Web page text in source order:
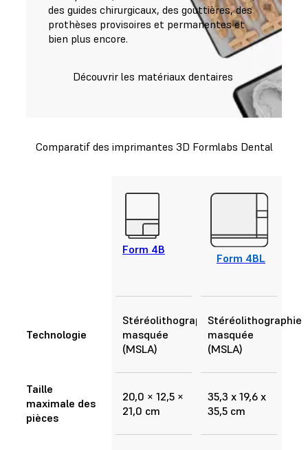
des guides chirurgicaux, des gouttières, des
prothèses provisoires et permanentes et
bien plus encore.
Découvrir les matériaux dentaires
Comparatif des imprimantes 3D Formlabs Dental
Form 4B
Form 4BL
Technologie
Stéréolithographie
masquée
(MSLA)
Stéréolithographie
masquée
(MSLA)
Taille
maximale des
pièces
20,0 × 12,5 ×
21,0 cm
35,3 x 19,6 x
35,5 cm